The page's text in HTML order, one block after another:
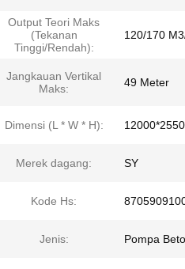
Output Teori Maks
(Tekanan
Tinggi/Rendah):
120/170
Jangkauan Vertikal
Maks:
49 Meter
Dimensi (L * W * H):
Merek dagang: SY
Kode Hs:
Jenis: Pompa